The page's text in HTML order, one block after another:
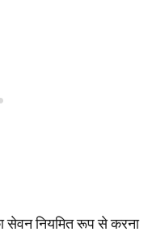
सेवन नियमित रूप से करना